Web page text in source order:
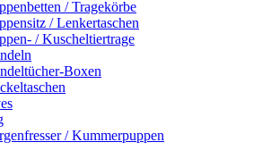
/ Tragekörbe
/ Lenkertaschen
/ Kuscheltiertrage
Boxen
/ Kummerpuppen